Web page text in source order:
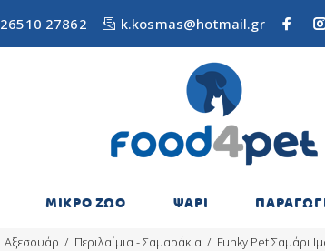
26510 27862 k.kosmas@hotmail.gr
ΜΙΚΡΟ ΖΩΟ ΨΑΡΙ
Αξεσουάρ Περιλαίμια - Σαμαράκια Funky Pet Σαμάρι